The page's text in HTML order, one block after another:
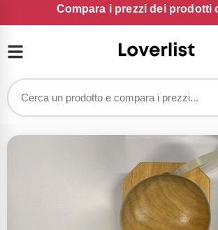
Compara i prezzi dei prodotti